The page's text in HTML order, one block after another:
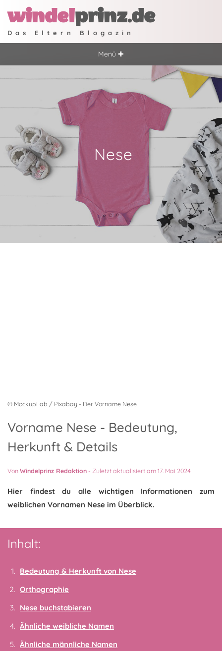
windelprinz.de
Das Eltern Blogazin
Menü ✚
Nese
© MockupLab / Pixabay - Der Vorname Nese
Vorname Nese - Bedeutung,
Herkunft & Details
VonWindelprinz Redaktion - Zuletzt aktualisiert am 17. Mai 2024
Hier findest du alle wichtigen Informationen zum
weiblichen Vornamen Nese im Überblick.
Inhalt:
Bedeutung & Herkunft von Nese
Orthographie
Nese buchstabieren
Ähnliche weibliche Namen
Ähnliche männliche Namen